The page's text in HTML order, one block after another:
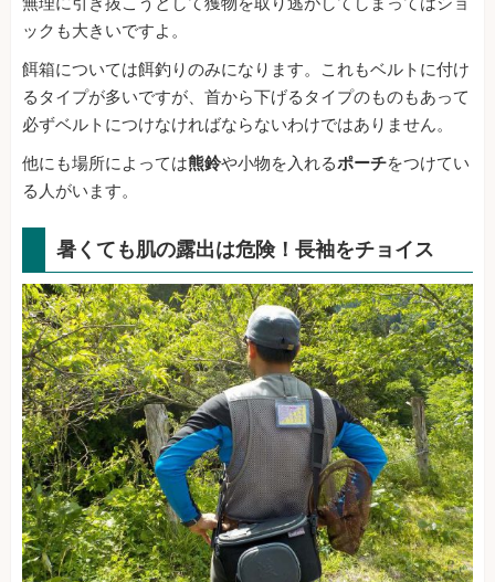
ックも大きいですよ。
餌箱については餌釣りのみになります。これもベルトに付け
るタイプが多いですが、首から下げるタイプのものもあって
必ずベルトにつけなければならないわけではありません。
他にも場所によっては熊鈴や小物を入れるポーチをつけてい
る人がいます。
暑くても肌の露出は危険！長袖をチョイス